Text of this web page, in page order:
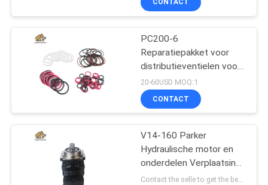
CONTACT
PC200-6
Reparatiepakket voor
distributieventielen voor
Komatsu Excavator
Repair Service
20-60USD MOQ:1
CONTACT
V14-160 Parker
Hydraulische motor en
onderdelen Verplaatsing
160.0cc
Contact the selle to get the best offer MOQ:1 stuks